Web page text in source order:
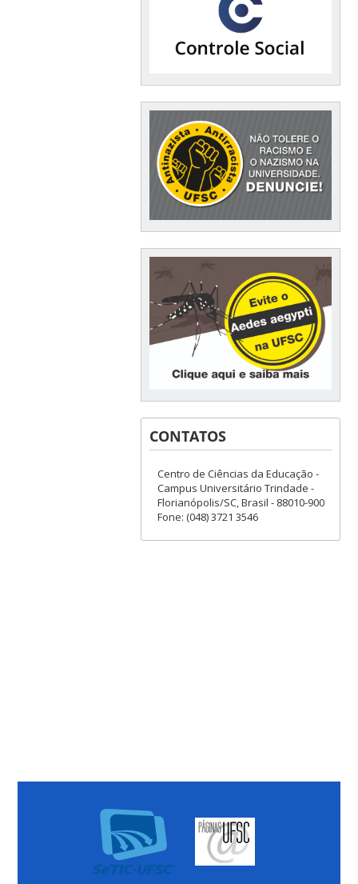
CONTATOS
Centro de Ciências da Educação -
Campus Universitário Trindade -
Florianópolis/SC, Brasil - 88010-900
Fone: (048) 3721 3546